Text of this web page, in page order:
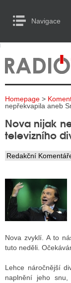
Navigace
RADIA
TELEVIZE
INTERNET
TISK
RADIA
RÁDIÍ
RÁDIÍ
VYSÍLAČE
TELEVIZÍ
to Content
Homepage >
nepřekvapila aneb
Nova nijak
televizního
Redakční
Nova zvyklí. A to
tuto neděli.
Lehce náročnější
naplnění jeho